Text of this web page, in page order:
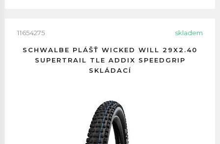
11654275 skladem
SCHWALBE PLÁŠŤ WICKED WILL 29X2.40
SUPERTRAIL TLE ADDIX SPEEDGRIP
SKLÁDACÍ